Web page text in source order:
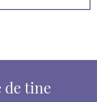
de tine